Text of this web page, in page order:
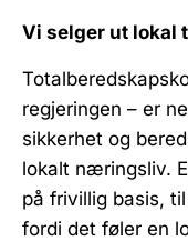
Vi selger ut lokal
regjeringen – er
sikkerhet og
lokalt næringsliv.
på frivillig basis,
fordi det føler en